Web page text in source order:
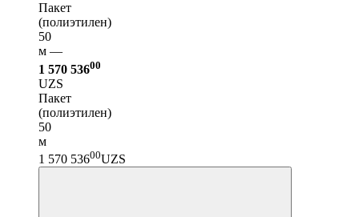
Пакет
(полиэтилен)
50
м —
1 570 53600
UZS
Пакет
(полиэтилен)
50
м
1 570 53600UZS